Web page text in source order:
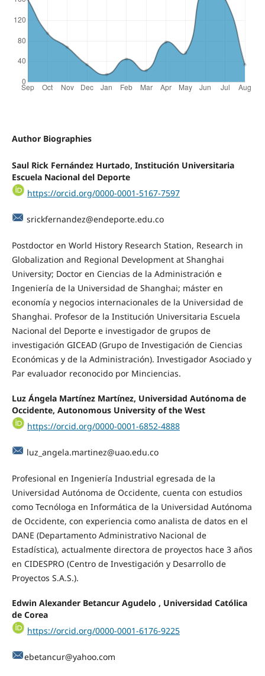
Author Biographies
Saul Rick Fernández Hurtado, Institución Universitaria
Escuela Nacional del Deporte
https://orcid.org/0000-0001-5167-7597
srickfernandez@endeporte.edu.co
Postdoctor en World History Research Station, Research in
Globalization and Regional Development at Shanghai
University; Doctor en Ciencias de la Administración e
Ingeniería de la Universidad de Shanghai; máster en
economía y negocios internacionales de la Universidad de
Shanghai. Profesor de la Institución Universitaria Escuela
Nacional del Deporte e investigador de grupos de
investigación GICEAD (Grupo de Investigación de Ciencias
Económicas y de la Administración). Investigador Asociado y
Par evaluador reconocido por Minciencias.
Luz Ángela Martínez Martínez, Universidad Autónoma de
Occidente, Autonomous University of the West
https://orcid.org/0000-0001-6852-4888
luz_angela.martinez@uao.edu.co
Profesional en Ingeniería Industrial egresada de la
Universidad Autónoma de Occidente, cuenta con estudios
como Tecnóloga en Informática de la Universidad Autónoma
de Occidente, con experiencia como analista de datos en el
DANE (Departamento Administrativo Nacional de
Estadística), actualmente directora de proyectos hace 3 años
en CIDESPRO (Centro de Investigación y Desarrollo de
Proyectos S.A.S.).
Edwin Alexander Betancur Agudelo , Universidad Católica
de Corea
https://orcid.org/0000-0001-6176-9225
ebetancur@yahoo.com